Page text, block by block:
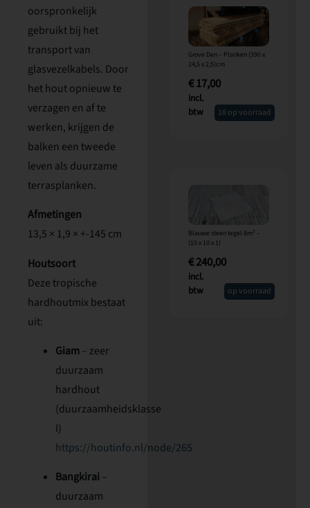
oorspronkelijk
gebruikt bij het
transport van
glasvezelkabels. Door
het hout opnieuw te
verzagen en af te
werken, krijgen de
balken een tweede
leven als duurzame
terrasplanken.
Afmetingen
13,5 × 1,9 × +-145 cm
Houtsoort
Deze tropische
hardhoutmix bestaat
uit:
Giam – zeer
duurzaam
hardhout
(duurzaamheidsklasse
I)
https://houtinfo.nl/node/265
Bangkirai
duurzaam
Grove Den – Planken (390 x
24,5 x 2,5)cm
€17,00
incl.
btw
18 op voorraad
Blauwe steen tegel 8m² –
(10 x 10 x 1)
€240,00
incl.
btw
op voorraad